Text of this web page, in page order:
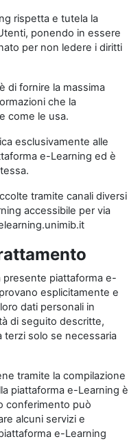
rispetta e tutela la
ponendo in essere
per non ledere i diritti
di fornire la massima
che la
come le usa.
esclusivamente alle
e-Learning ed è
tramite canali diversi
accessibile per via
presente piattaforma e-
esplicitamente e
dati personali in
di seguito descritte,
terzi solo se necessaria
tramite la compilazione
piattaforma e-Learning è
conferimento può
alcuni servizi e
e-Learning